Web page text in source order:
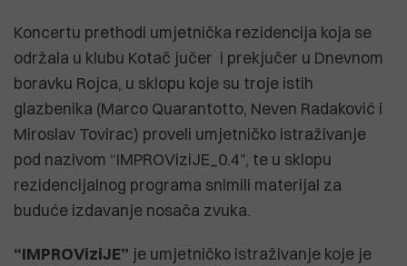
Koncertu prethodi umjetnička rezidencija koja se
održala u klubu Kotač jučer i prekjučer u Dnevnom
boravku Rojca, u sklopu koje su troje istih
glazbenika (Marco Quarantotto, Neven Radaković i
Miroslav Tovirac) proveli umjetničko istraživanje
pod nazivom “IMPROViziJE_0.4”, te u sklopu
rezidencijalnog programa snimili materijal za
buduće izdavanje nosača zvuka.
“IMPROViziJE” je umjetničko istraživanje koje je